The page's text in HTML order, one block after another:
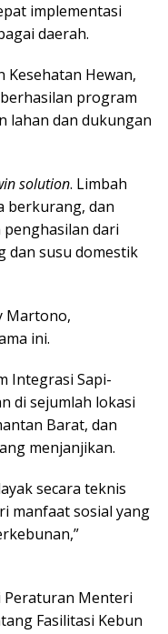
implementasi
daerah.
Kesehatan Hewan,
program
lahan dan dukungan
solution. Limbah
berkurang, dan
dari
dan susu domestik
Martono,
ini.
Integrasi Sapi-
di sejumlah lokasi
Barat, dan
menjanjikan.
secara teknis
manfaat sosial yang
Peraturan Menteri
Fasilitasi Kebun